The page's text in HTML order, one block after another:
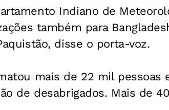
Indiano de
também para
disse o porta-voz.
mais de 22 mil pessoas
de desabrigados. Mais de